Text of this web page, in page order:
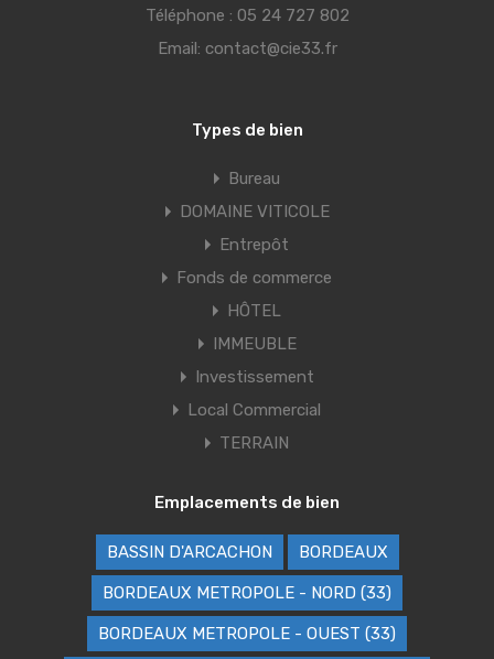
Téléphone : 05 24 727 802
Email: contact@cie33.fr
Types de bien
Bureau
DOMAINE VITICOLE
Entrepôt
Fonds de commerce
HÔTEL
IMMEUBLE
Investissement
Local Commercial
TERRAIN
Emplacements de bien
BASSIN D'ARCACHON BORDEAUX
BORDEAUX METROPOLE - NORD (33)
BORDEAUX METROPOLE - OUEST (33)